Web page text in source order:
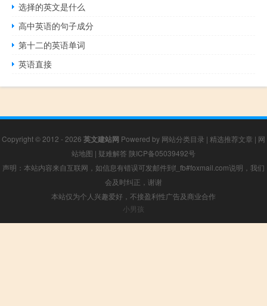
选择的英文是什么
高中英语的句子成分
第十二的英语单词
英语直接
Copyright © 2012 - 2026 英文建站网 Powered by 网站分类目录 | 精选推荐文章 | 网
站地图 | 疑难解答 陕ICP备05039492号
声明：本站内容来自互联网，如信息有错误可发邮件到f_fb#foxmail.com说明，我们
会及时纠正，谢谢
本站仅为个人兴趣爱好，不接盈利性广告及商业合作
小男孩